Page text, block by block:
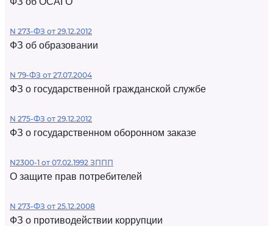
N 273-ФЗ от 29.12.2012
ФЗ об образовании
N 79-ФЗ от 27.07.2004
ФЗ о государственной гражданской службе
N 275-ФЗ от 29.12.2012
ФЗ о государственном оборонном заказе
N2300-1 от 07.02.1992 ЗППП
О защите прав потребителей
N 273-ФЗ от 25.12.2008
ФЗ о противодействии коррупции